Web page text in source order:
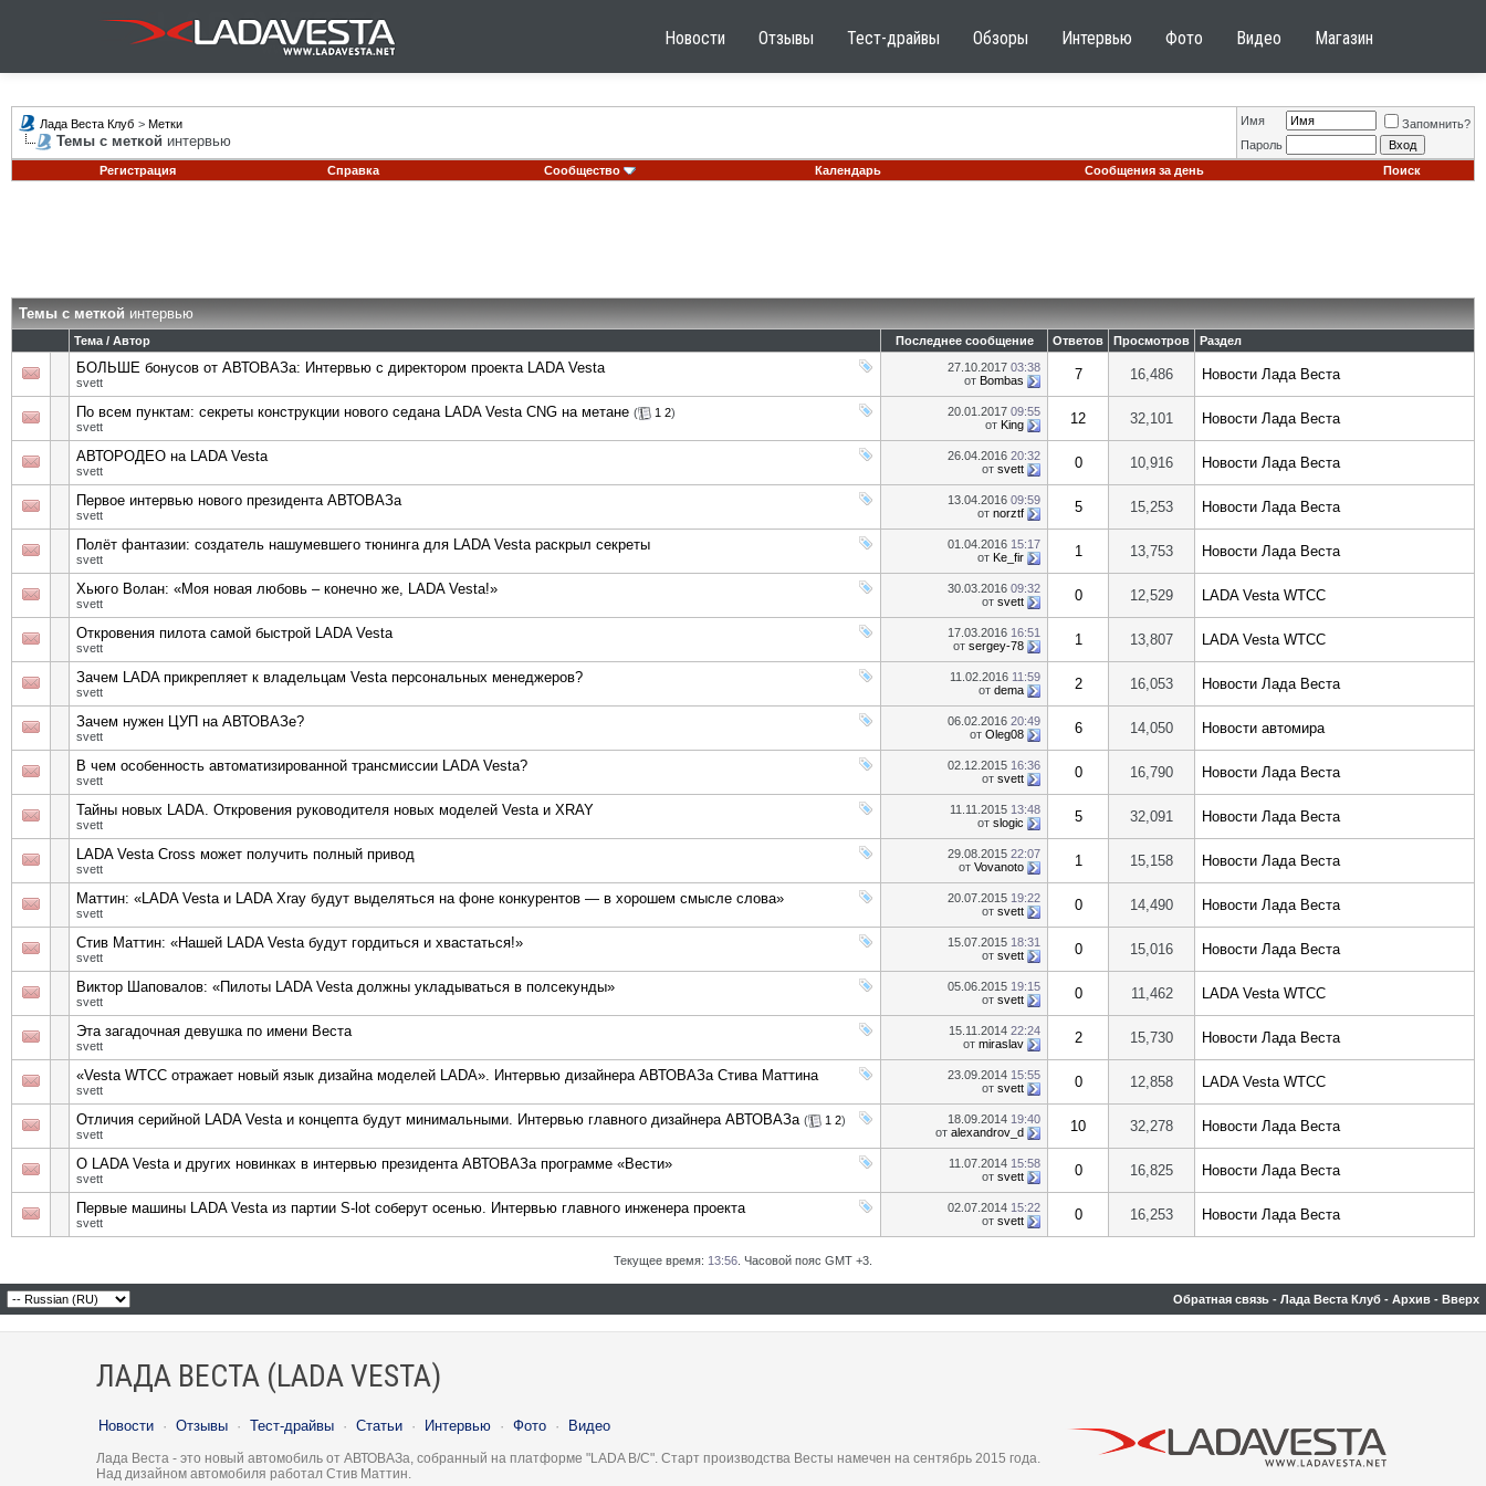
Новости Отзывы Тест-драйвы Обзоры Интервью Фото Видео Магазин
Лада Веста Клуб > Метки
Темы с меткой интервью
Имя
Запомнить?
Пароль
Регистрация
Справка Сообщество Календарь Сообщения за день Поиск
Темы с меткойинтервью
Тема / Автор Последнее сообщение Ответов Просмотров Раздел
БОЛЬШЕ бонусов от АВТОВАЗа: Интервью с директором проекта LADA Vesta
svett
27.10.2017 03:38
от Bombas 7 16,486 Новости Лада Веста
По всем пунктам: секреты конструкции нового седана LADA Vesta CNG на метане ( 1 2)
svett
20.01.2017 09:55
от King 12 32,101 Новости Лада Веста
АВТОРОДЕО на LADA Vesta
svett
26.04.2016 20:32
от svett 0 10,916 Новости Лада Веста
Первое интервью нового президента АВТОВАЗа
svett
13.04.2016 09:59
от norztf 5 15,253 Новости Лада Веста
Полёт фантазии: создатель нашумевшего тюнинга для LADA Vesta раскрыл секреты
svett
01.04.2016 15:17
от Ke_fir 1 13,753 Новости Лада Веста
Хьюго Волан: «Моя новая любовь – конечно же, LADA Vesta!»
svett
30.03.2016 09:32
от svett 0 12,529 LADA Vesta WTCC
Откровения пилота самой быстрой LADA Vesta
svett
17.03.2016 16:51
от sergey-78 1 13,807 LADA Vesta WTCC
Зачем LADA прикрепляет к владельцам Vesta персональных менеджеров?
svett
11.02.2016 11:59
от dema 2 16,053 Новости Лада Веста
Зачем нужен ЦУП на АВТОВАЗе?
svett
06.02.2016 20:49
от Oleg08 6 14,050 Новости автомира
В чем особенность автоматизированной трансмиссии LADA Vesta?
svett
02.12.2015 16:36
от svett 0 16,790 Новости Лада Веста
Тайны новых LADA. Откровения руководителя новых моделей Vesta и XRAY
svett
11.11.2015 13:48
от slogic 5 32,091 Новости Лада Веста
LADA Vesta Cross может получить полный привод
svett
29.08.2015 22:07
от Vovanoto 1 15,158 Новости Лада Веста
Маттин: «LADA Vesta и LADA Xray будут выделяться на фоне конкурентов — в хорошем смысле слова»
svett
20.07.2015 19:22
от svett 0 14,490 Новости Лада Веста
Стив Маттин: «Нашей LADA Vesta будут гордиться и хвастаться!»
svett
15.07.2015 18:31
от svett 0 15,016 Новости Лада Веста
Виктор Шаповалов: «Пилоты LADA Vesta должны укладываться в полсекунды»
svett
05.06.2015 19:15
от svett 0 11,462 LADA Vesta WTCC
Эта загадочная девушка по имени Веста
svett
15.11.2014 22:24
от miraslav 2 15,730 Новости Лада Веста
«Vesta WTCC отражает новый язык дизайна моделей LADA». Интервью дизайнера АВТОВАЗа Стива Маттина
svett
23.09.2014 15:55
от svett 0 12,858 LADA Vesta WTCC
Отличия серийной LADA Vesta и концепта будут минимальными. Интервью главного дизайнера АВТОВАЗа ( 1 2)
svett
18.09.2014 19:40
от alexandrov_d 10 32,278 Новости Лада Веста
О LADA Vesta и других новинках в интервью президента АВТОВАЗа программе «Вести»
svett
11.07.2014 15:58
от svett 0 16,825 Новости Лада Веста
Первые машины LADA Vesta из партии S-lot соберут осенью. Интервью главного инженера проекта
svett
02.07.2014 15:22
от svett 0 16,253 Новости Лада Веста
Текущее время: 13:56 . Часовой пояс GMT +3.
Обратная связь - Лада Веста Клуб - Архив - Вверх
ЛАДА ВЕСТА (LADA VESTA)
Новости · Отзывы · Тест-драйвы · Статьи · Интервью · Фото · Видео
Лада Веста - это новый автомобиль от АВТОВАЗа, собранный на платформе "LADA B/C". Старт производства Весты намечен на сентябрь 2015 года.
Над дизайном автомобиля работал Стив Маттин.